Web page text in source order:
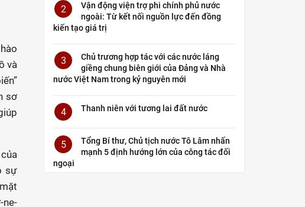
và
sơ
sự
ne-
2
Vận động viện trợ phi chính phủ nước
ngoài: Từ kết nối nguồn lực đến đồng
kiến tạo giá trị
3
Chủ trương hợp tác với các nước láng
giềng chung biên giới của Đảng và Nhà
nước Việt Nam trong kỷ nguyên mới
4 Thanh niên với tương lai đất nước
5
Tổng Bí thư, Chủ tịch nước Tô Lâm nhấn
mạnh 5 định hướng lớn của công tác đối
ngoại